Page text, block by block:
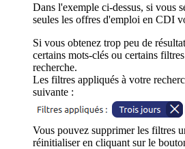
Dans l'exemple ci-dessus, si vous
seules les offres d'emploi en CDI
Si vous obtenez trop peu de
certains mots-clés ou certains
recherche.
Les filtres appliqués à votre
suivante :
Vous pouvez supprimer les filtres
réinitialiser en cliquant sur le